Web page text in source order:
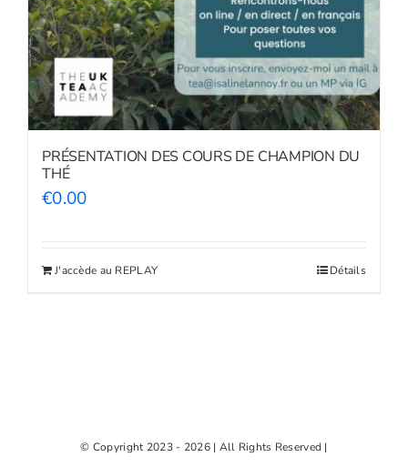
PRÉSENTATION DES COURS DE CHAMPION DU
THÉ
€0.00
J'accède au REPLAY Détails
© Copyright 2023 - 2026 | All Rights Reserved |